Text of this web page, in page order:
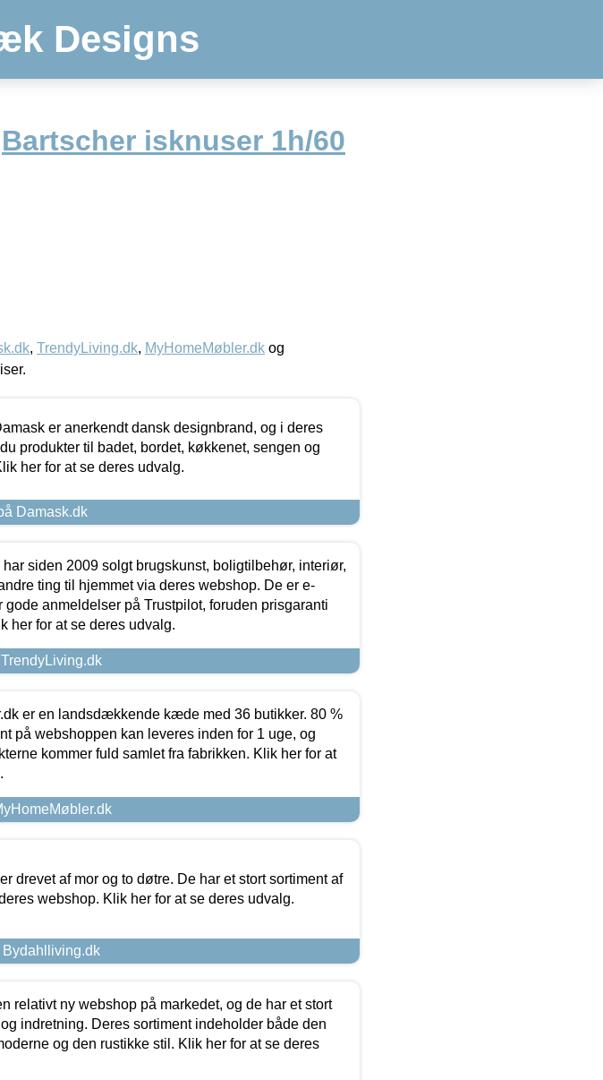
Designs
Bartscher isknuser 1h/60
, TrendyLiving.dk, MyHomeMøbler.dk og
er anerkendt dansk designbrand, og i deres
produkter til badet, bordet, køkkenet, sengen og
her for at se deres udvalg.
Damask.dk
siden 2009 solgt brugskunst, boligtilbehør, interiør,
ting til hjemmet via deres webshop. De er e-
anmeldelser på Trustpilot, foruden prisgaranti
her for at se deres udvalg.
er en landsdækkende kæde med 36 butikker. 80 %
på webshoppen kan leveres inden for 1 uge, og
kommer fuld samlet fra fabrikken. Klik her for at
drevet af mor og to døtre. De har et stort sortiment af
webshop. Klik her for at se deres udvalg.
relativt ny webshop på markedet, og de har et stort
indretning. Deres sortiment indeholder både den
og den rustikke stil. Klik her for at se deres